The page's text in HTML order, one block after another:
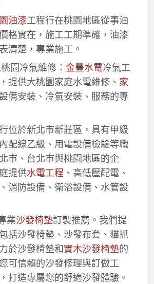
油漆工程行在桃園地區從事油
格實在，施工工期準確，油漆
清楚，專業施工。
園冷氣維修： 金豐水電冷氣工
提供大桃園家庭水電維修、 家
備安裝、冷氣安裝、服務的專
位於新北市新莊區，具有甲級
配線乙級、用電設備檢驗等職
市、台北市與桃園地區的企
提供水電工程 、高低壓配電、
消防設備、衛浴設備、水管設
業沙發椅墊訂製推薦。我們提
括沙發椅墊、沙發布套、貓抓
於沙發椅墊和實木沙發椅墊的
可信賴的沙發修理與訂做工
打造專屬您的舒適沙發體驗。